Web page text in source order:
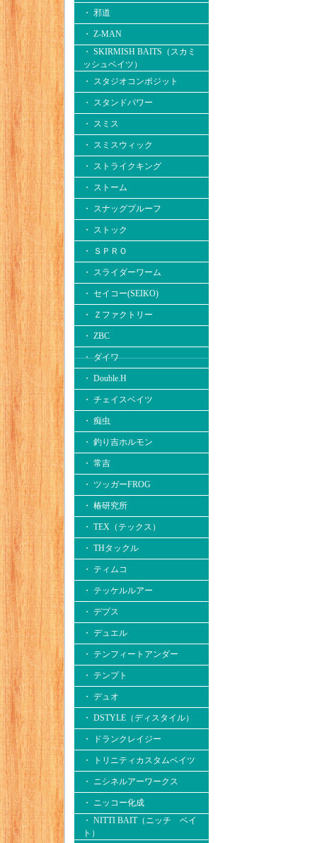
・ 邪道
・ Z-MAN
・ SKIRMISH BAITS（スカミ
ッシュベイツ）
・ スタジオコンポジット
・ スタンドパワー
・ スミス
・ スミスウィック
・ ストライクキング
・ ストーム
・ スナッグプルーフ
・ ストック
・ ＳＰＲＯ
・ スライダーワーム
・ セイコー(SEIKO)
・ Ｚファクトリー
・ ZBC
・ ダイワ
・ Double.H
・ チェイスベイツ
・ 痴虫
・ 釣り吉ホルモン
・ 常吉
・ ツッガーFROG
・ 椿研究所
・ TEX（テックス）
・ THタックル
・ ティムコ
・ テッケルルアー
・ デプス
・ デュエル
・ テンフィートアンダー
・ テンプト
・ デュオ
・ DSTYLE（ディスタイル）
・ ドランクレイジー
・ トリニティカスタムベイツ
・ ニシネルアーワークス
・ ニッコー化成
・ NITTI BAIT（ニッチ ベイ
ト）